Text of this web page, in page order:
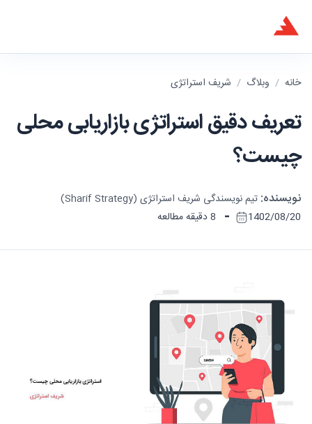
خانه / وبلاگ / شریف استراتژی
تعریف دقیق استراتژی بازاریابی محلی
چیست؟
نویسنده: تیم نویسندگی شریف استراتژی (Sharif Strategy)
1402/08/20
- 8 دقیقه مطالعه